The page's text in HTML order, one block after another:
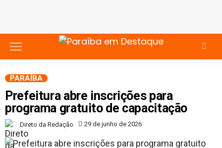
PARAÍBA
Prefeitura abre inscrições para
programa gratuito de capacitação
Direto da Redação 29 de junho de 2026